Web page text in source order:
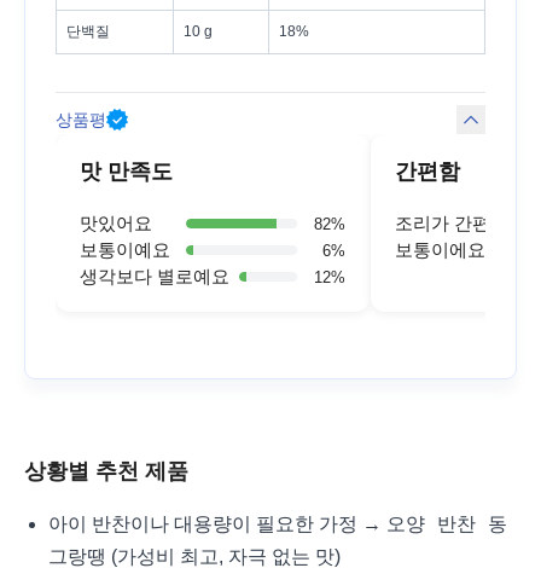
단백질 10 g 18%
상품평
맛 만족도
맛있어요 82%
보통이예요 6%
생각보다 별로예요 12%
간편함
조리가 간편해요
보통이에요
상황별 추천 제품
아이 반찬이나 대용량이 필요한 가정 → 오양 반찬 동
그랑땡 (가성비 최고, 자극 없는 맛)